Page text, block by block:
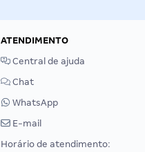
ATENDIMENTO
Central de ajuda
Chat
WhatsApp
E-mail
Horário de atendimento: